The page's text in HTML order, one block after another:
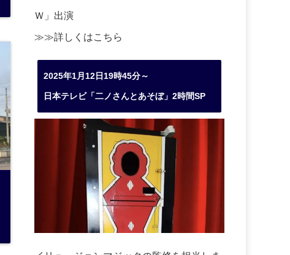
Ｗ」出演
≫≫詳しくはこちら
2025年1月12日19時45分～
日本テレビ「二ノさんとあそぼ」2時間SP